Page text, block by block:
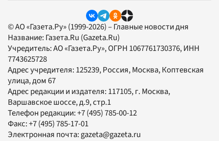
© АО «Газета.Ру» (1999-2026) – Главные новости дня
Название: Газета.Ru (Gazeta.Ru)
Учредитель:АО «Газета.Ру», ОГРН 1067761730376, ИНН
7743625728
Адрес учредителя: 125239, Россия, Москва, Коптевская
улица, дом 67
Адрес редакции и издателя: 117105, г. Москва,
Варшавское шоссе, д.9, стр.1
Телефон редакции:+7 (495) 785-00-12
Факс:+7 (495) 785-17-01
Электронная почта: gazeta@gazeta.ru